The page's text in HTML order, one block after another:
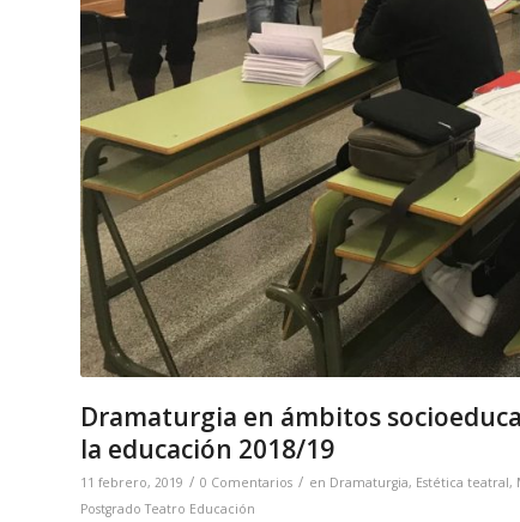
Dramaturgia en ámbitos
la educación 2018/19
11 febrero, 2019 / 0 Comentarios / en Dramaturgia, Estética teatral,
Postgrado Teatro Educación